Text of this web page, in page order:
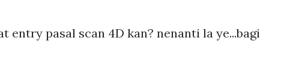
entry pasal scan 4D kan? nenanti la ye...bagi